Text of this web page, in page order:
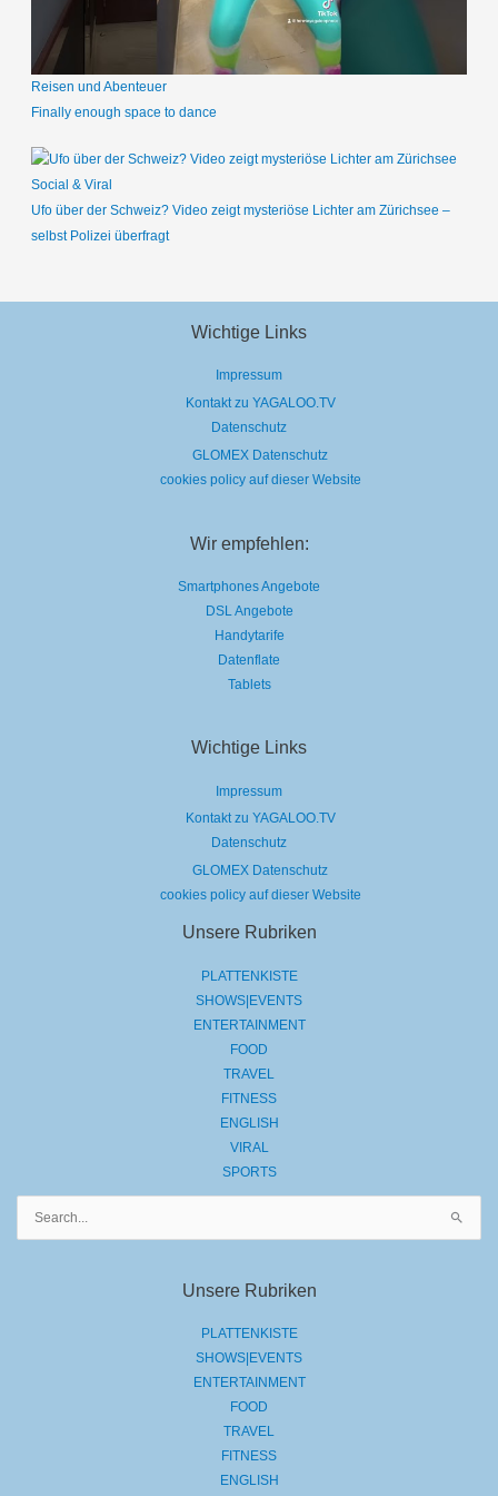
Reisen und Abenteuer
Finally enough space to dance
Social & Viral
Ufo über der Schweiz? Video zeigt mysteriöse Lichter am Zürichsee –
selbst Polizei überfragt
Wichtige Links
Impressum
Kontakt zu YAGALOO.TV
Datenschutz
GLOMEX Datenschutz
cookies policy auf dieser Website
Wir empfehlen:
Smartphones Angebote
DSL Angebote
Handytarife
Datenflate
Tablets
Wichtige Links
Impressum
Kontakt zu YAGALOO.TV
Datenschutz
GLOMEX Datenschutz
cookies policy auf dieser Website
Unsere Rubriken
PLATTENKISTE
SHOWS|EVENTS
ENTERTAINMENT
FOOD
TRAVEL
FITNESS
ENGLISH
VIRAL
SPORTS
Unsere Rubriken
PLATTENKISTE
SHOWS|EVENTS
ENTERTAINMENT
FOOD
TRAVEL
FITNESS
ENGLISH